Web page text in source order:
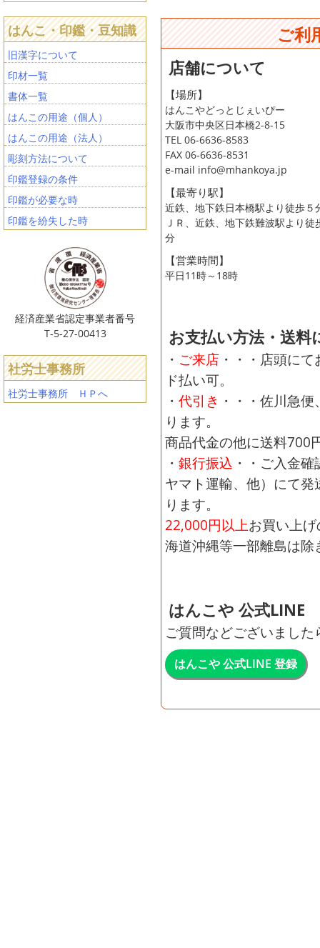
ご利
店舗について
【場所】
はんこやどっとじぇいぴー
大阪市中央区日本橋2-8-15
TEL 06-6636-8583
FAX 06-6636-8531
e-mail info@mhankoya.jp
【最寄り駅】
近鉄、地下鉄日本橋駅より徒歩５
ＪＲ、近鉄、地下鉄難波駅より徒
分
【営業時間】
平日11時～18時
お支払い方法・送料
・ ご来店 ・・・店頭に
ド払い可。
・ 代引き ・・・佐川急
ります。
商品代金の他に送料700
・ 銀行振込 ・・ご入金
ヤマト運輸、他）にて
ります。
22,000円以上お買い上
海道沖縄等一部離島は除
はんこや 公式LINE
ご質問などございまし
はんこや 公式LINE 登録
はんこ・印鑑・豆知識
旧漢字について
印材一覧
書体一覧
はんこの用途（個人）
はんこの用途（法人）
彫刻方法について
印鑑登録の条件
印鑑が必要な時
印鑑を紛失した時
経済産業省認定事業者番号
T-5-27-00413
社労士事務所
社労士事務所 ＨＰへ